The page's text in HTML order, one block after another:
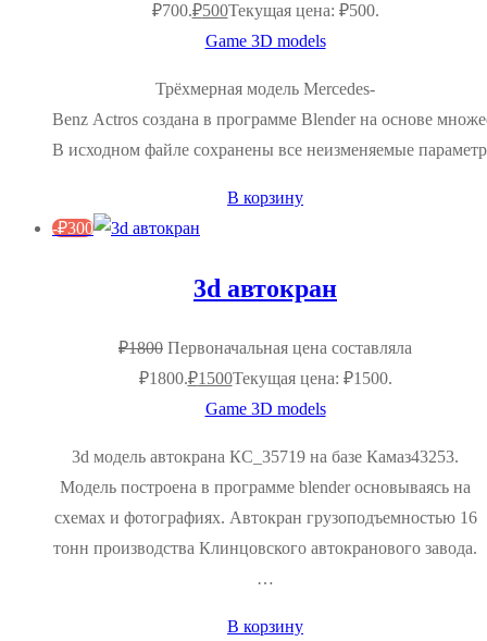
₽700.₽500Текущая цена: ₽500.
Game 3D models
Трёхмерная модель Mercedes-
Benz Actros создана в программе Blender на основе
В исходном файле сохранены все неизменяемые
В корзину
-₽300
3d автокран
₽1800 Первоначальная цена составляла
₽1800.₽1500Текущая цена: ₽1500.
Game 3D models
3d модель автокрана КС_35719 на базе Камаз43253.
Модель построена в программе blender основываясь на
схемах и фотографиях. Автокран грузоподъемностью 16
тонн производства Клинцовского автокранового завода.
…
В корзину